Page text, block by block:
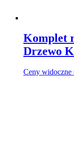
Komplet
Drzewo
Ceny widoczne